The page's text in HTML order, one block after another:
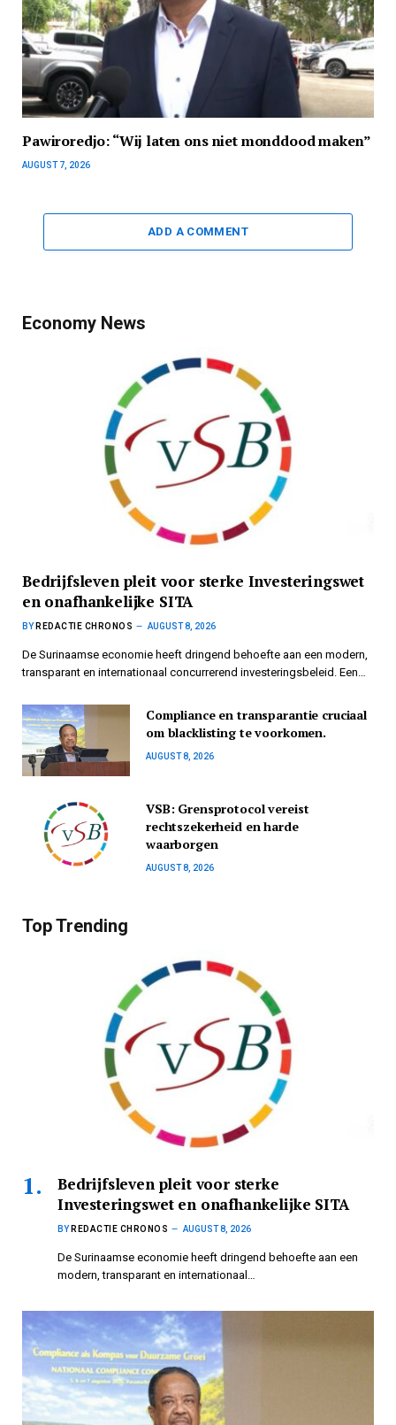
Pawiroredjo: “Wij laten ons niet monddood maken”
AUGUST 7, 2026
ADD A COMMENT
Economy News
Bedrijfsleven pleit voor sterke Investeringswet
en onafhankelijke SITA
BY REDACTIE CHRONOS AUGUST 8, 2026
De Surinaamse economie heeft dringend behoefte aan een modern,
transparant en internationaal concurrerend investeringsbeleid. Een…
Compliance en transparantie cruciaal
om blacklisting te voorkomen.
AUGUST 8, 2026
VSB: Grensprotocol vereist
rechtszekerheid en harde
waarborgen
AUGUST 8, 2026
Top Trending
Bedrijfsleven pleit voor sterke
Investeringswet en onafhankelijke SITA
BY REDACTIE CHRONOS AUGUST 8, 2026
De Surinaamse economie heeft dringend behoefte aan een
modern, transparant en internationaal…